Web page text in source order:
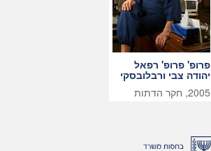
פרופ' פרופ' רפאל
יהודה צבי ורבלובסקי
2005, חקר הדתות